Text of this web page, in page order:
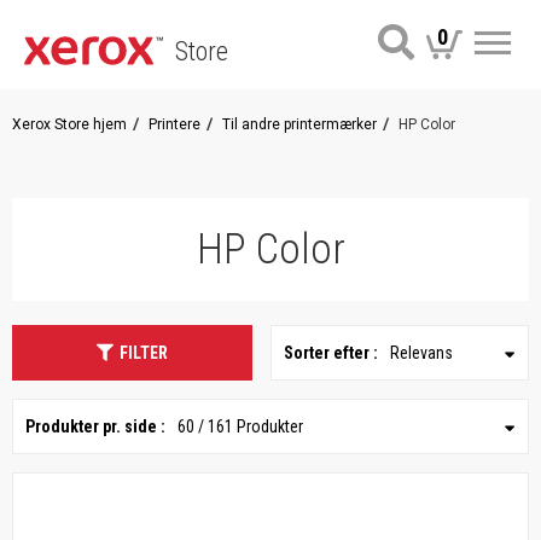
Store 0
Xerox Store hjem Printere Til andre printermærker HP Color
HP Color
FILTER Sorter efter : Relevans
Produkter pr. side : 60 / 161 Produkter